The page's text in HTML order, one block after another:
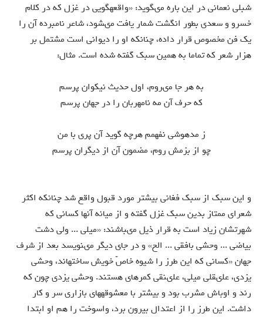
شبلى نعمانى در اين باره مى‏گويد: «واقعه‏گويى در غزل كه در كلام
خسرو و سعدى بطور انگشت شمار يافت مى‏شود، شاعر نامبرده آن را
يك فن مخصوص قرار داده، چنانكه او را ديوانى است مشتمل بر
هزار شعر كه تماما به همين سبك گفته شده است. مثال:
به هر جا مى‏روم، اول حديث نيكوان پرسم
كه حرف آن مه نامهربان را در جهان پرسم
ز مدهوشى نفهمم هرچه گويد آن پرى با من
چو از بزمش روم، مضمون آن از ديگران پرسم
و اين سبك از سبك فغانى بيشتر مورد قبول واقع شد چنانكه اكثر
شعراى ممتاز بدين سبك غزل گفته و از ميانه آنها كسانى كه
شهرتشان زياد است به قرار ذيل مى‏باشند: «ميلى ... ولى دشت
بياضى ... وحشى بافقى ... الخ» و در جاى ديگر مى‏نويسد بعد از شرف
جهان «كسانى كه اين طرز را شيوه خاصّ خويش ساخته‏اند، وحشى
يزدى، على‏قلى ميلى، على‏نقى كمره‏اى هستند. وحشى يزدى چون كه
رند و اوباش مشرب بود و بيشتر با معشوقه‏هاى بازارى سر و كار
داشت. اين طرز را از اعتدال بيرون برد، واسوخت را هم او ابتدا